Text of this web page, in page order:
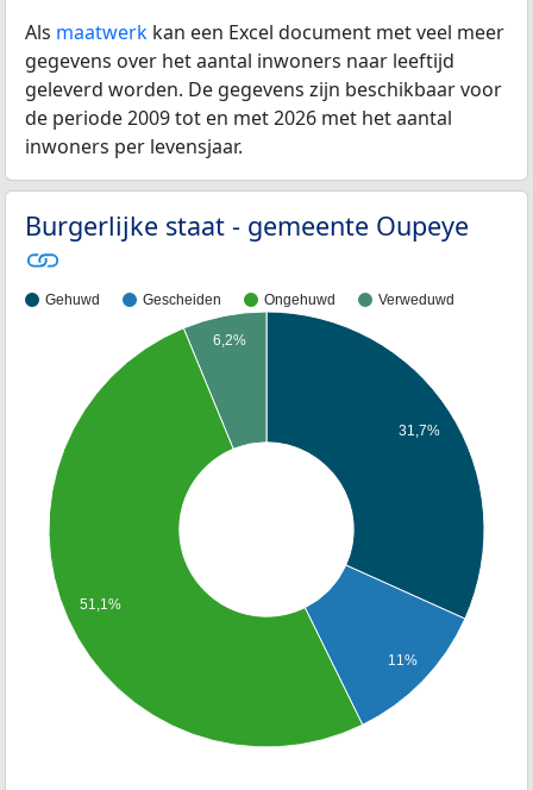
Als maatwerk kan een Excel document met veel meer
gegevens over het aantal inwoners naar leeftijd
geleverd worden. De gegevens zijn beschikbaar voor
de periode 2009 tot en met 2026 met het aantal
inwoners per levensjaar.
Burgerlijke staat - gemeente Oupeye
Gehuwd Gescheiden Ongehuwd Verweduwd
31,7%
11%
6,2%
51,1%